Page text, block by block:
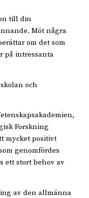
till din
Möt några
om det som
på intressanta
och
Forskning
mycket positivt
genomfördes
ett stort behov av
av den allmänna